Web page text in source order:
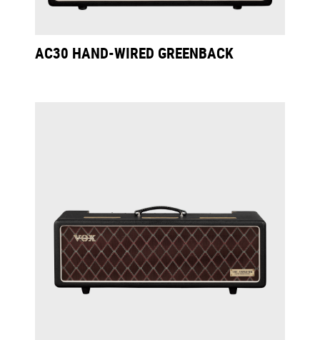
AC30 HAND-WIRED GREENBACK